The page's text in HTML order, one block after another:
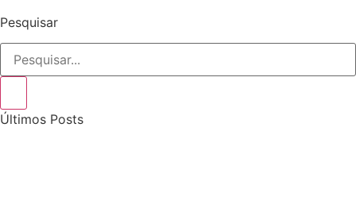
Pesquisar
Últimos Posts